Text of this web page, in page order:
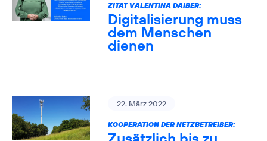
ZITAT VALENTINA DAIBER:
Digitalisierung muss
dem Menschen
dienen
22. März 2022
KOOPERATION DER NETZBETREIBER: